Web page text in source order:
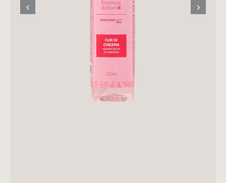
CASA E AMBIENTE
PRESENTES
‹ ›